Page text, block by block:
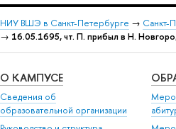
НИУ ВШЭ в Санкт-Петербурге → Санкт-
→ 16.05.1695, чт. П. прибыл в Н.
О КАМПУСЕ
Сведения об
образовательной организации